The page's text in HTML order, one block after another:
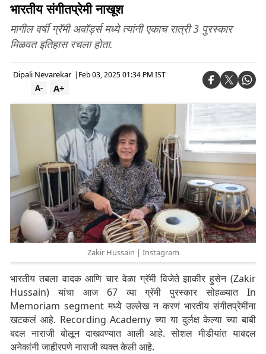
भारतीय संगीतप्रेमी नाखूश
मागील वर्षी ग्रॅमी अवॉर्ड्स मध्ये त्यांनी एकाच रात्री 3 पुरस्कार
मिळवत इतिहास रचला होता.
Dipali Nevarekar | Feb 03, 2025 01:34 PM IST
A+
A-
Zakir Hussain | Instagram
भारतीय तबला वादक आणि चार वेळा ग्रॅमी विजेते झाकीर हुसेन (Zakir
Hussain) यांचा आज 67 व्या ग्रॅमी पुरस्कार सोहळ्यात In
Memoriam segment मध्ये उल्लेख न करणं भारतीय संगीतप्रेमींना
खटकलं आहे. Recording Academy च्या या दुर्लक्ष केल्या च्या बाबी
बद्दल नाराजी बोलून दाखवण्यात आली आहे. सोशल मीडीयांत याबद्दल
अनेकांनी जाहीरपणे नाराजी व्यक्त केली आहे.